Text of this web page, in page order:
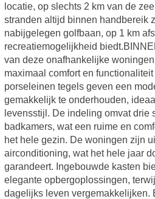
locatie, op slechts 2 km van de
stranden altijd binnen handbereik
nabijgelegen golfbaan, op 1 km
recreatiemogelijkheid
van deze onafhankelijke
maximaal comfort en
porseleinen tegels geven een
gemakkelijk te onderhouden,
levensstijl. De indeling omvat drie
badkamers, wat een ruime en
het hele gezin. De woningen zijn
airconditioning, wat het hele jaar
garandeert. Ingebouwde kasten
elegante opbergoplossingen,
dagelijks leven vergemakkelijken.